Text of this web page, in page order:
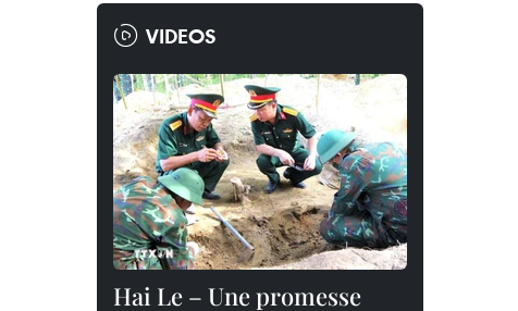
VIDEOS
Hai Le – Une promesse